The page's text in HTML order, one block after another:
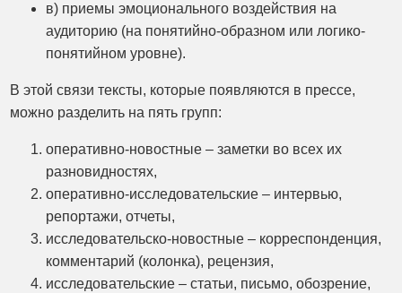
в) приемы эмоционального воздействия на
аудиторию (на понятийно-образном или логико-
понятийном уровне).
В этой связи тексты, которые появляются в прессе,
можно разделить на пять групп:
оперативно-новостные – заметки во всех их
разновидностях,
оперативно-исследовательские – интервью,
репортажи, отчеты,
исследовательско-новостные – корреспонденция,
комментарий (колонка), рецензия,
исследовательские – статьи, письмо, обозрение,